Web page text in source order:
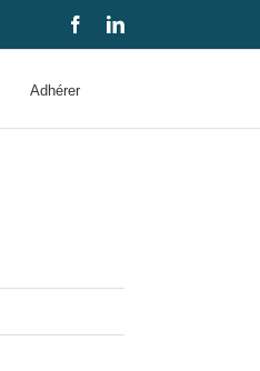
FacebookLinkedIn
Adhérer